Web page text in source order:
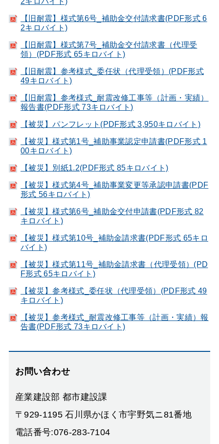
【旧耐震】様式第6号_補助金交付請求書(PDF形式 6
2キロバイト)
【旧耐震】様式第7号_補助金交付請求書（代理受
領）(PDF形式 65キロバイト)
【旧耐震】参考様式_委任状（代理受領）(PDF形式
49キロバイト)
【旧耐震】参考様式_耐震改修工事等（計画・実績）
報告書(PDF形式 73キロバイト)
【被災】パンフレット(PDF形式 3,950キロバイト)
【被災】様式第1号_補助事業認定申請書(PDF形式 1
00キロバイト)
【被災】別紙1.2(PDF形式 85キロバイト)
【被災】様式第4号_補助事業変更等承認申請書(PDF
形式 56キロバイト)
【被災】様式第6号_補助金交付申請書(PDF形式 82
キロバイト)
【被災】様式第10号_補助金請求書(PDF形式 65キロ
バイト)
【被災】様式第11号_補助金請求書（代理受領）(PD
F形式 65キロバイト)
【被災】参考様式_委任状（代理受領）(PDF形式 49
キロバイト)
【被災】参考様式_耐震改修工事等（計画・実績）報
告書(PDF形式 73キロバイト)
お問い合わせ
産業建設部 都市建設課
〒929-1195 石川県かほく市宇野気ニ81番地
電話番号:076-283-7104